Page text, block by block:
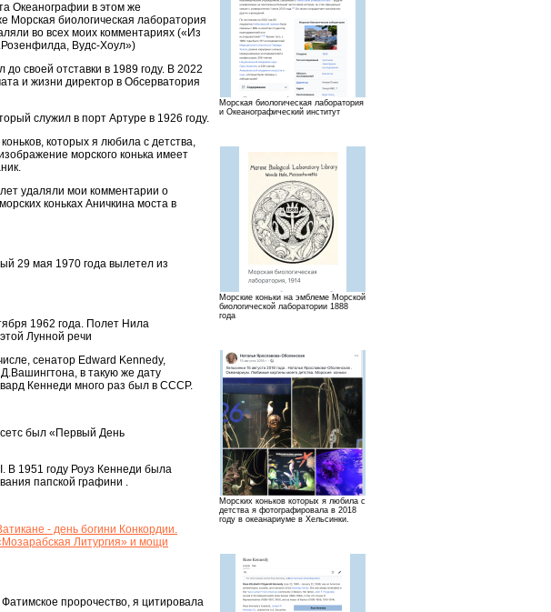
Морская биологическая лаборатория
и Океанографический институт
Морские коньки на эмблеме Морской
биологической лаборатории 1888
года
Морских коньков которых я любила с
детства я фотографировала в 2018
году в океанариуме в Хельсинки.
Океанографии в этом же
Морская биологическая лаборатория
во всех моих комментариях («Из
Вудс-Хоул»)
своей отставки в 1989 году. В 2022
и жизни директор в Обсерватория
служил в порт Артуре в 1926 году.
которых я любила с детства,
морского конька имеет
удаляли мои комментарии о
коньках Аничкина моста в
29 мая 1970 года вылетел из
1962 года. Полет Нила
Лунной речи
сенатор Edward Kennedy,
в такую же дату
Кеннеди много раз был в СССР.
был «Первый День
В 1951 году Роуз Кеннеди была
папской графини .
- день богини Конкордии.
Литургия» и мощи
пророчество, я цитировала